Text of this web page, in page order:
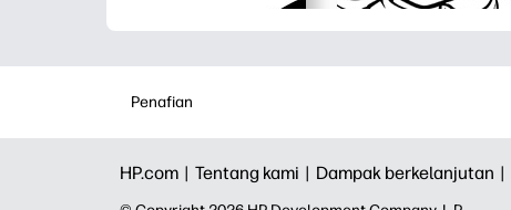
Penafian
HP.com | Tentang kami | Dampak berkelanjutan |